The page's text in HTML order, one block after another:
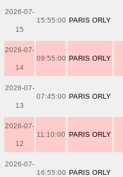
2026-07-
15
15:55:00 PARIS ORLY
2026-07-
14
09:55:00 PARIS ORLY
2026-07-
13
07:45:00 PARIS ORLY
2026-07-
12
11:10:00 PARIS ORLY
2026-07-
16:55:00 PARIS ORLY